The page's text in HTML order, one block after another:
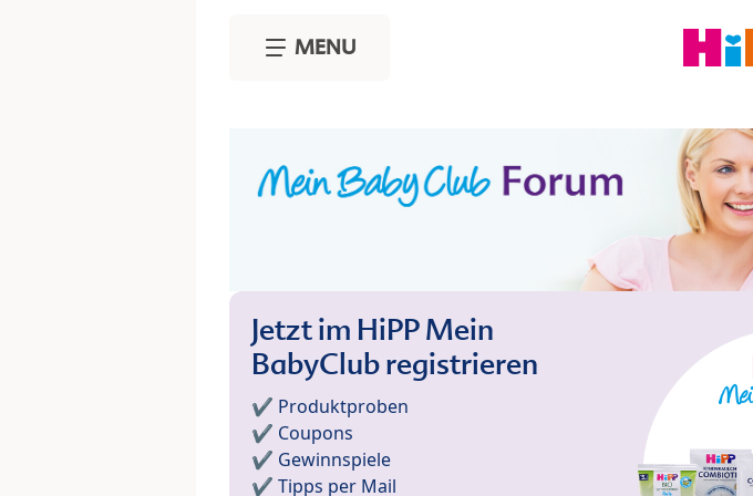
MENU
Jetzt im HiPP Mein
BabyClub registrieren
✔️ Produktproben
✔️ Coupons
✔️ Gewinnspiele
✔️ Tipps per Mail